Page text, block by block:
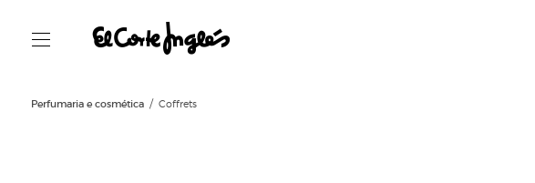
Perfumaria e cosmética Coffrets